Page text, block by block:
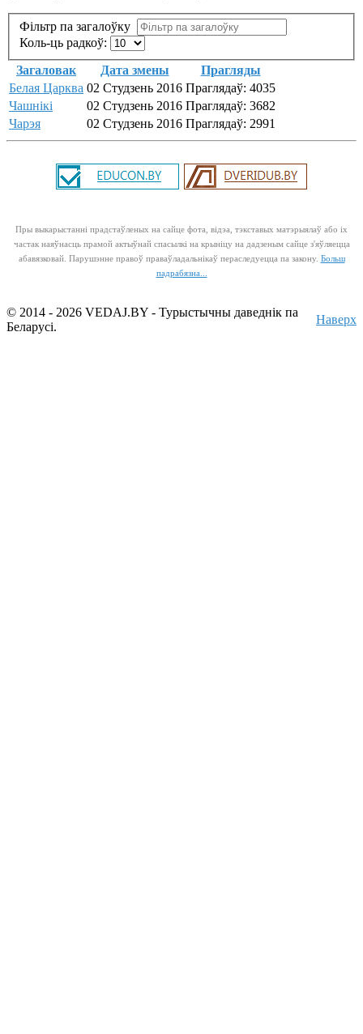
Фільтр па загалоўку
Коль-ць радкоў:
Загаловак
Дата змены
Прагляды
Белая Царква 02 Студзень 2016 Праглядаў: 4035
Чашнікі
02 Студзень 2016 Праглядаў: 3682
Чарэя
02 Студзень 2016 Праглядаў: 2991
Пры выкарыстанні прадстаўленых на сайце фота, відэа, тэкставых матэрыялаў або іх
частак наяўнасць прамой актыўнай спасылкі на крыніцу на дадзеным сайце з'яўляецца
абавязковай. Парушэнне правоў праваўладальнікаў пераследуецца па закону. Больш
падрабязна...
© 2014 - 2026 VEDAJ.BY - Турыстычны даведнік па
Беларусі.
Наверх